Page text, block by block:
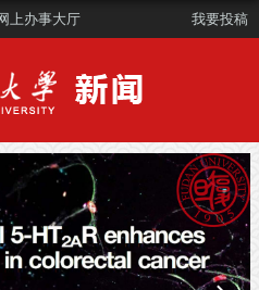
上办事大厅 我要投稿